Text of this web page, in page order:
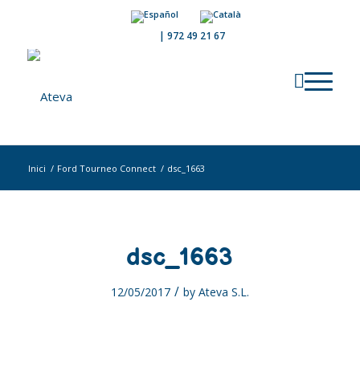
| 972 49 21 67
Inici / Ford Tourneo Connect / dsc_1663
dsc_1663
12/05/2017 / by Ateva S.L.